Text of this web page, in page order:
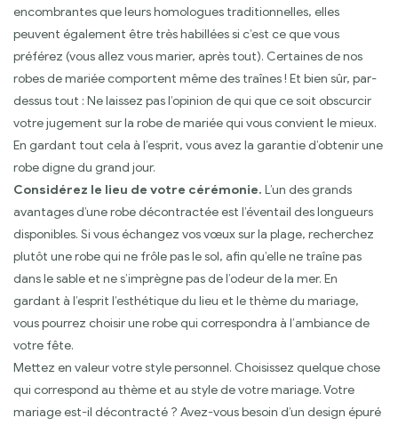
encombrantes que leurs homologues traditionnelles, elles
peuvent également être très habillées si c’est ce que vous
préférez (vous allez vous marier, après tout). Certaines de nos
robes de mariée comportent même des traînes ! Et bien sûr, par-
dessus tout : Ne laissez pas l’opinion de qui que ce soit obscurcir
votre jugement sur la robe de mariée qui vous convient le mieux.
En gardant tout cela à l’esprit, vous avez la garantie d’obtenir une
robe digne du grand jour.
Considérez le lieu de votre cérémonie. L’un des grands
avantages d’une robe décontractée est l’éventail des longueurs
disponibles. Si vous échangez vos vœux sur la plage, recherchez
plutôt une robe qui ne frôle pas le sol, afin qu’elle ne traîne pas
dans le sable et ne s’imprègne pas de l’odeur de la mer. En
gardant à l’esprit l’esthétique du lieu et le thème du mariage,
vous pourrez choisir une robe qui correspondra à l’ambiance de
votre fête.
Mettez en valeur votre style personnel. Choisissez quelque chose
qui correspond au thème et au style de votre mariage. Votre
mariage est-il décontracté ? Avez-vous besoin d’un design épuré